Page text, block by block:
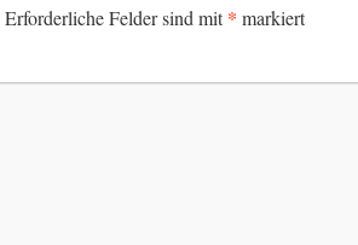
Erforderliche Felder sind mit* markiert